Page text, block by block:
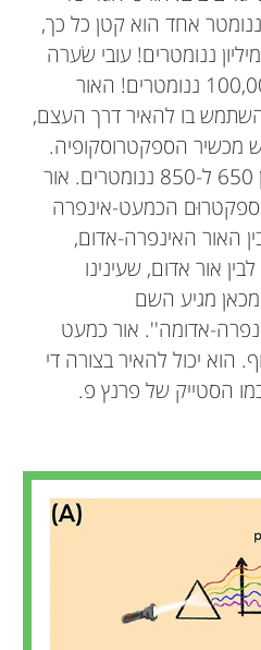
אחד הוא קטן כל כך,
שסנטימטר אחד מכיל 10 מיליון ננומטרים! עובי שׂערה
אנושית הוא כ-100,000-80,000 ננומטרים! האור
בו להאיר דרך העצם,
מכשיר הספקטרוסקופיה.
אורך הגל של אור זה נע בין 650 ל-850 ננומטרים. אור
הכמעט-אינפרה
האור האינפרה-אדום,
אור אדום, שעינינו
מגיע השם
אדומה''. אור כמעט
הוא יכול להאיר בצורה די
הסטייק של פרנץ פ.